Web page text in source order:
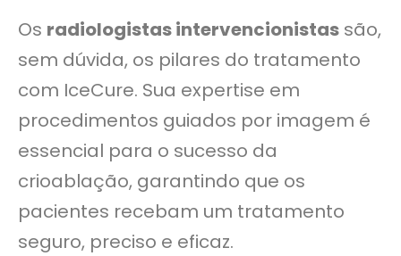
Os radiologistas intervencionistas são,
sem dúvida, os pilares do tratamento
com IceCure. Sua expertise em
procedimentos guiados por imagem é
essencial para o sucesso da
crioablação, garantindo que os
pacientes recebam um tratamento
seguro, preciso e eficaz.